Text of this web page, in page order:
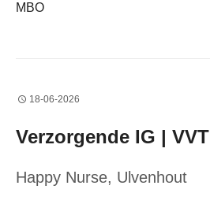
MBO
18-06-2026
Verzorgende IG | VVT
Happy Nurse, Ulvenhout